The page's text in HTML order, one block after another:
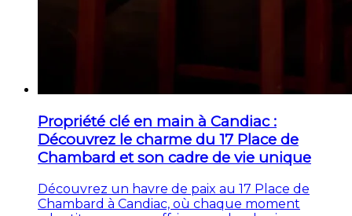
Propriété clé en main à Candiac :
Découvrez le charme du 17 Place de
Chambard et son cadre de vie unique
Découvrez un havre de paix au 17 Place de
Chambard à Candiac, où chaque moment